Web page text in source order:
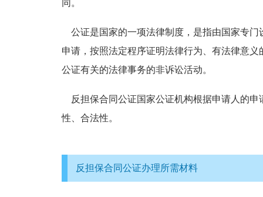
同。
公证是国家的一项法律制度，是指由国家专门
申请，按照法定程序证明法律行为、有法律意
公证有关的法律事务的非诉讼活动。
反担保合同公证国家公证机构根据申请人的申
性、合法性。
反担保合同公证办理所需材料